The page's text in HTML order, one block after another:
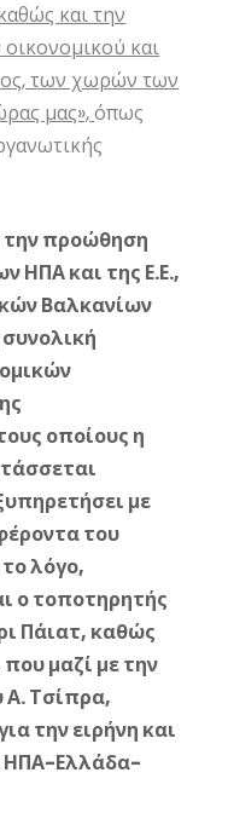
καιτην
και
των χωρών των
μας»,όπως
την προώθηση
ΗΠΑ και της Ε.Ε.,
Βαλκανίων
οποίους η
με
του
λόγο,
ο τοποτηρητής
Πάιατ, καθώς
μαζί με την
Α. Τσίπρα,
την ειρήνη και
ΗΠΑ-Ελλάδα-